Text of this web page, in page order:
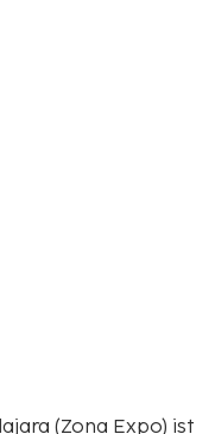
(Zona Expo) ist